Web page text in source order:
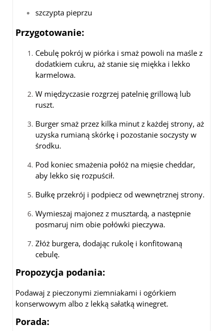
szczypta pieprzu
Przygotowanie:
Cebulę pokrój w piórka i smaż powoli na maśle z
dodatkiem cukru, aż stanie się miękka i lekko
karmelowa.
W międzyczasie rozgrzej patelnię grillową lub
ruszt.
Burger smaż przez kilka minut z każdej strony, aż
uzyska rumianą skórkę i pozostanie soczysty w
środku.
Pod koniec smażenia połóż na mięsie cheddar,
aby lekko się rozpuścił.
Bułkę przekrój i podpiecz od wewnętrznej strony.
Wymieszaj majonez z musztardą, a następnie
posmaruj nim obie połówki pieczywa.
Złóż burgera, dodając rukolę i konfitowaną
cebulę.
Propozycja podania:
Podawaj z pieczonymi ziemniakami i ogórkiem
konserwowym albo z lekką sałatką winegret.
Porada: